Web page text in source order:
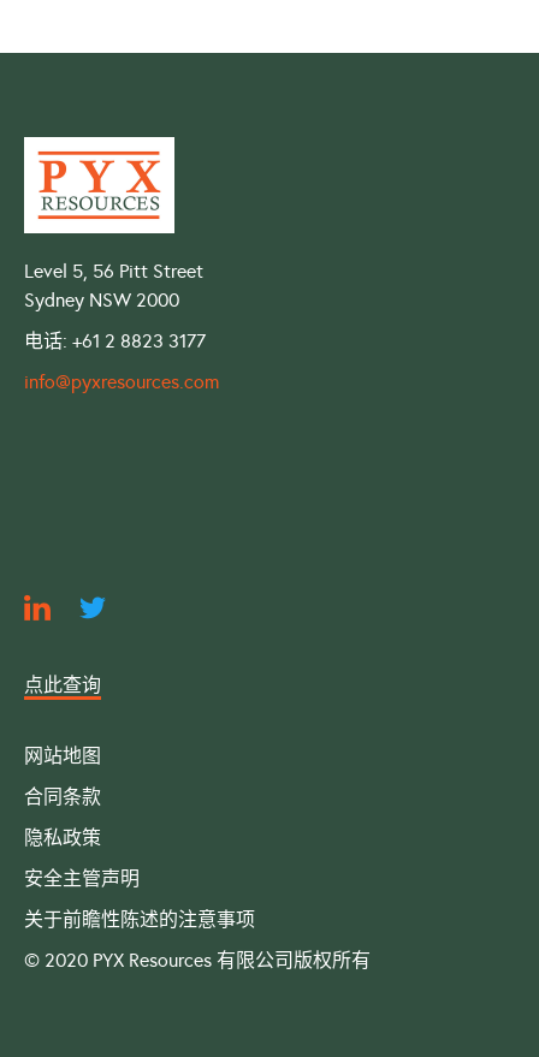
Level 5, 56 Pitt Street
Sydney NSW 2000
电话: +61 2 8823 3177
info@pyxresources.com
点此查询
网站地图
合同条款
隐私政策
安全主管声明
关于前瞻性陈述的注意事项
© 2020 PYX Resources 有限公司版权所有